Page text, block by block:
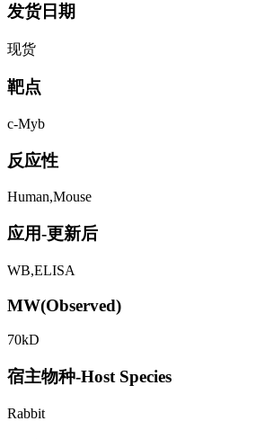
发货日期
现货
靶点
c-Myb
反应性
Human,Mouse
应用-更新后
WB,ELISA
MW(Observed)
70kD
宿主物种-Host Species
Rabbit